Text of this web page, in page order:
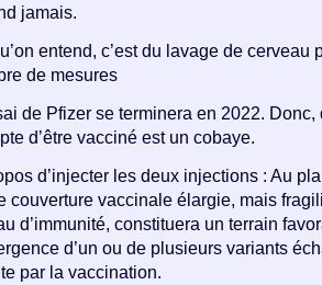
jamais.
entend, c’est du lavage de cerveau
de mesures
de Pfizer se terminera en 2022. Donc,
d’être vacciné est un cobaye.
d’injecter les deux injections : Au
couverture vaccinale élargie, mais
d’immunité, constituera un terrain
d’un ou de plusieurs variants
par la vaccination.